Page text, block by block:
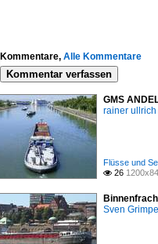
Kommentare, Alle Kommentare
Kommentar verfassen
GMS
rainer ullrich
Flüsse und
 26
Sven Grimpe